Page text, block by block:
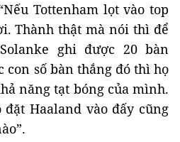
Tottenham lọt vào top
Thành thật mà nói thì để
ghi được 20 bàn
con số bàn thắng đó thì họ
năng tạt bóng của mình.
Haaland vào đấy cũng